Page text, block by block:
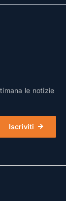
le notizie
Iscriviti